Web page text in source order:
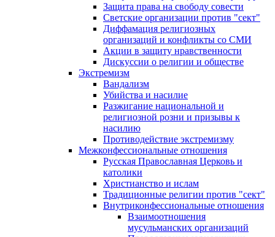
Защита права на свободу совести
Светские организации против "сект"
Диффамация религиозных
организаций и конфликты со СМИ
Акции в защиту нравственности
Дискуссии о религии и обществе
Экстремизм
Вандализм
Убийства и насилие
Разжигание национальной и
религиозной розни и призывы к
насилию
Противодействие экстремизму
Межконфессиональные отношения
Русская Православная Церковь и
католики
Христианство и ислам
Традиционные религии против "сект"
Внутриконфессиональные отношения
Взаимоотношения
мусульманских организаций